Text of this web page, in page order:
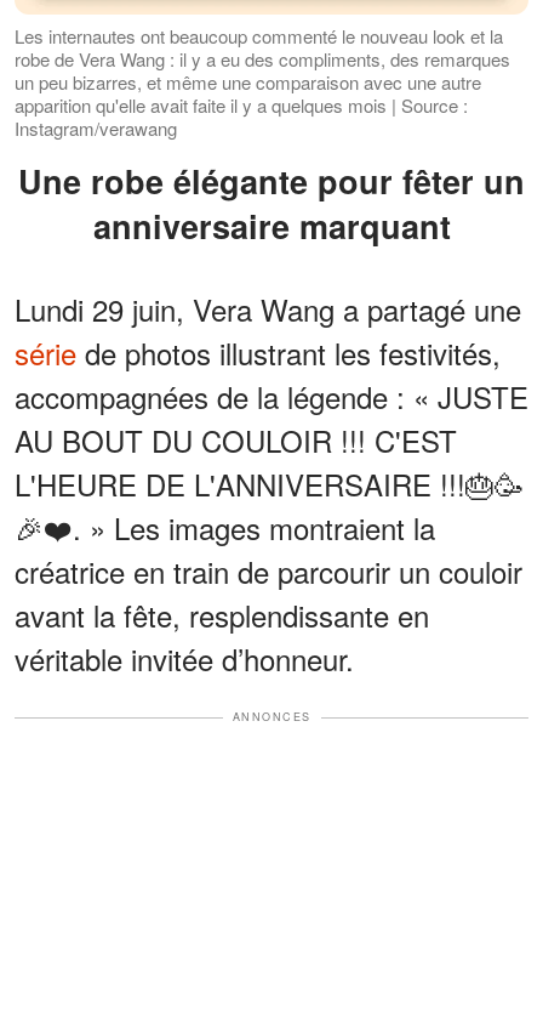
Les internautes ont beaucoup commenté le nouveau look et la
robe de Vera Wang : il y a eu des compliments, des remarques
un peu bizarres, et même une comparaison avec une autre
apparition qu'elle avait faite il y a quelques mois | Source :
Instagram/verawang
Une robe élégante pour fêter un
anniversaire marquant
Lundi 29 juin, Vera Wang a partagé une
série de photos illustrant les festivités,
accompagnées de la légende : « JUSTE
AU BOUT DU COULOIR !!! C'EST
L'HEURE DE L'ANNIVERSAIRE !!!🎂🥳
🎉❤️. » Les images montraient la
créatrice en train de parcourir un couloir
avant la fête, resplendissante en
véritable invitée d’honneur.
ANNONCES